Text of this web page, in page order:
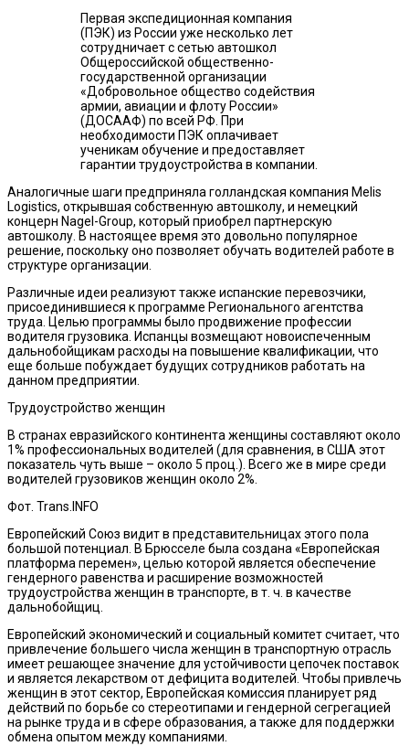
Первая экспедиционная компания
(ПЭК) из России уже несколько лет
сотрудничает с сетью автошкол
Общероссийской общественно-
государственной организации
«Добровольное общество содействия
армии, авиации и флоту России»
(ДОСААФ) по всей РФ. При
необходимости ПЭК оплачивает
ученикам обучение и предоставляет
гарантии трудоустройства в компании.
Аналогичные шаги предприняла голландская компания Melis
Logistics, открывшая собственную автошколу, и немецкий
концерн Nagel-Group, который приобрел партнерскую
автошколу. В настоящее время это довольно популярное
решение, поскольку оно позволяет обучать водителей работе в
структуре организации.
Различные идеи реализуют также испанские перевозчики,
присоединившиеся к программе Регионального агентства
труда. Целью программы было продвижение профессии
водителя грузовика. Испанцы возмещают новоиспеченным
дальнобойщикам расходы на повышение квалификации, что
еще больше побуждает будущих сотрудников работать на
данном предприятии.
Трудоустройство женщин
В странах евразийского континента женщины составляют около
1% профессиональных водителей (для сравнения, в США этот
показатель чуть выше – около 5 проц.). Всего же в мире среди
водителей грузовиков женщин около 2%.
Фот. Trans.INFO
Европейский Союз видит в представительницах этого пола
большой потенциал. В Брюсселе была создана «Европейская
платформа перемен», целью которой является обеспечение
гендерного равенства и расширение возможностей
трудоустройства женщин в транспорте, в т. ч. в качестве
дальнобойщиц.
Европейский экономический и социальный комитет считает, что
привлечение большего числа женщин в транспортную отрасль
имеет решающее значение для устойчивости цепочек поставок
и является лекарством от дефицита водителей. Чтобы привлечь
женщин в этот сектор, Европейская комиссия планирует ряд
действий по борьбе со стереотипами и гендерной сегрегацией
на рынке труда и в сфере образования, а также для поддержки
обмена опытом между компаниями.